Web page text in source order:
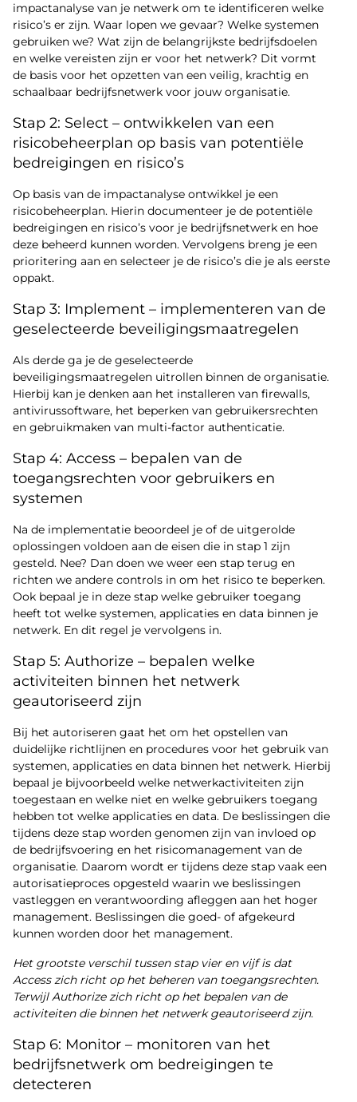
impactanalyse van je netwerk om te identificeren welke
risico’s er zijn. Waar lopen we gevaar? Welke systemen
gebruiken we? Wat zijn de belangrijkste bedrijfsdoelen
en welke vereisten zijn er voor het netwerk? Dit vormt
de basis voor het opzetten van een veilig, krachtig en
schaalbaar bedrijfsnetwerk voor jouw organisatie.
Stap 2: Select – ontwikkelen van een
risicobeheerplan op basis van potentiële
bedreigingen en risico’s
Op basis van de impactanalyse ontwikkel je een
risicobeheerplan. Hierin documenteer je de potentiële
bedreigingen en risico’s voor je bedrijfsnetwerk en hoe
deze beheerd kunnen worden. Vervolgens breng je een
prioritering aan en selecteer je de risico’s die je als eerste
oppakt.
Stap 3: Implement – implementeren van de
geselecteerde beveiligingsmaatregelen
Als derde ga je de geselecteerde
beveiligingsmaatregelen uitrollen binnen de organisatie.
Hierbij kan je denken aan het installeren van firewalls,
antivirussoftware, het beperken van gebruikersrechten
en gebruikmaken van multi-factor authenticatie.
Stap 4: Access – bepalen van de
toegangsrechten voor gebruikers en
systemen
Na de implementatie beoordeel je of de uitgerolde
oplossingen voldoen aan de eisen die in stap 1 zijn
gesteld. Nee? Dan doen we weer een stap terug en
richten we andere controls in om het risico te beperken.
Ook bepaal je in deze stap welke gebruiker toegang
heeft tot welke systemen, applicaties en data binnen je
netwerk. En dit regel je vervolgens in.
Stap 5: Authorize – bepalen welke
activiteiten binnen het netwerk
geautoriseerd zijn
Bij het autoriseren gaat het om het opstellen van
duidelijke richtlijnen en procedures voor het gebruik van
systemen, applicaties en data binnen het netwerk. Hierbij
bepaal je bijvoorbeeld welke netwerkactiviteiten zijn
toegestaan en welke niet en welke gebruikers toegang
hebben tot welke applicaties en data. De beslissingen die
tijdens deze stap worden genomen zijn van invloed op
de bedrijfsvoering en het risicomanagement van de
organisatie. Daarom wordt er tijdens deze stap vaak een
autorisatieproces opgesteld waarin we beslissingen
vastleggen en verantwoording afleggen aan het hoger
management. Beslissingen die goed- of afgekeurd
kunnen worden door het management.
Het grootste verschil tussen stap vier en vijf is dat
Access zich richt op het beheren van toegangsrechten.
Terwijl Authorize zich richt op het bepalen van de
activiteiten die binnen het netwerk geautoriseerd zijn.
Stap 6: Monitor – monitoren van het
bedrijfsnetwerk om bedreigingen te
detecteren